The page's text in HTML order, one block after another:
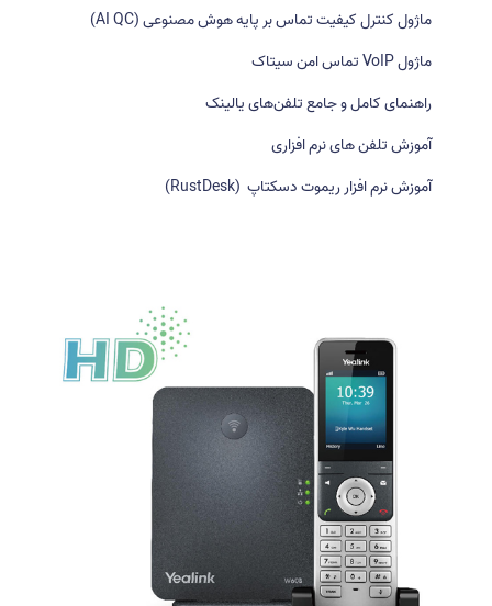
ماژول کنترل کیفیت تماس بر پایه هوش مصنوعی (AI QC)
ماژول VoIP تماس امن سیتاک
راهنمای کامل و جامع تلفن‌های یالینک
آموزش تلفن های نرم افزاری
آموزش نرم افزار ریموت دسکتاپ (RustDesk)